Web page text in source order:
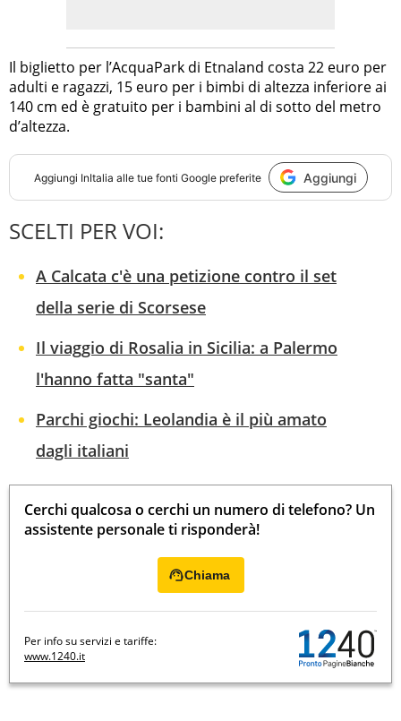
Il biglietto per l’AcquaPark di Etnaland costa 22 euro per
adulti e ragazzi, 15 euro per i bimbi di altezza inferiore ai
140 cm ed è gratuito per i bambini al di sotto del metro
d’altezza.
Aggiungi InItalia alle tue fonti Google preferite Aggiungi
SCELTI PER VOI:
A Calcata c'è una petizione contro il set
della serie di Scorsese
Il viaggio di Rosalia in Sicilia: a Palermo
l'hanno fatta "santa"
Parchi giochi: Leolandia è il più amato
dagli italiani
Cerchi qualcosa o cerchi un numero di telefono? Un
assistente personale ti risponderà!
Chiama
Per info su servizi e tariffe:
www.1240.it